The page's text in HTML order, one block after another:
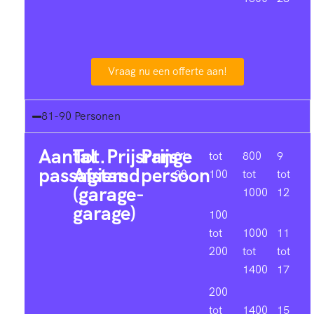
Vraag nu een offerte aan!
81-90 Personen
Aantal
passagiers
Tot.
Afstand
(garage-
garage)
Prijsrange
Prijs
persoon
81-
90
tot
100
100
tot
200
200
tot
800
tot
1000
1000
tot
1400
1400
9
tot
12
11
tot
17
15